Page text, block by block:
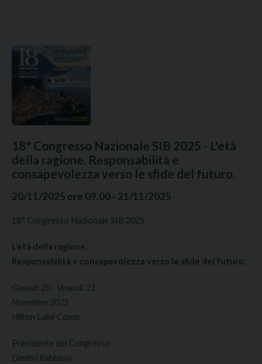
18° Congresso Nazionale SIB 2025 - L'età
della ragione. Responsabilità e
consapevolezza verso le sfide del futuro.
20/11/2025 ore 09.00 - 21/11/2025
18° Congresso Nazionale SIB 2025
L'età della ragione.
Responsabilità e consapevolezza verso le sfide del futuro.
Giovedì 20 - Venerdì 21
Novembre 2025
Hilton Lake Como
Presidente del Congresso
Dimitri Rabbiosi